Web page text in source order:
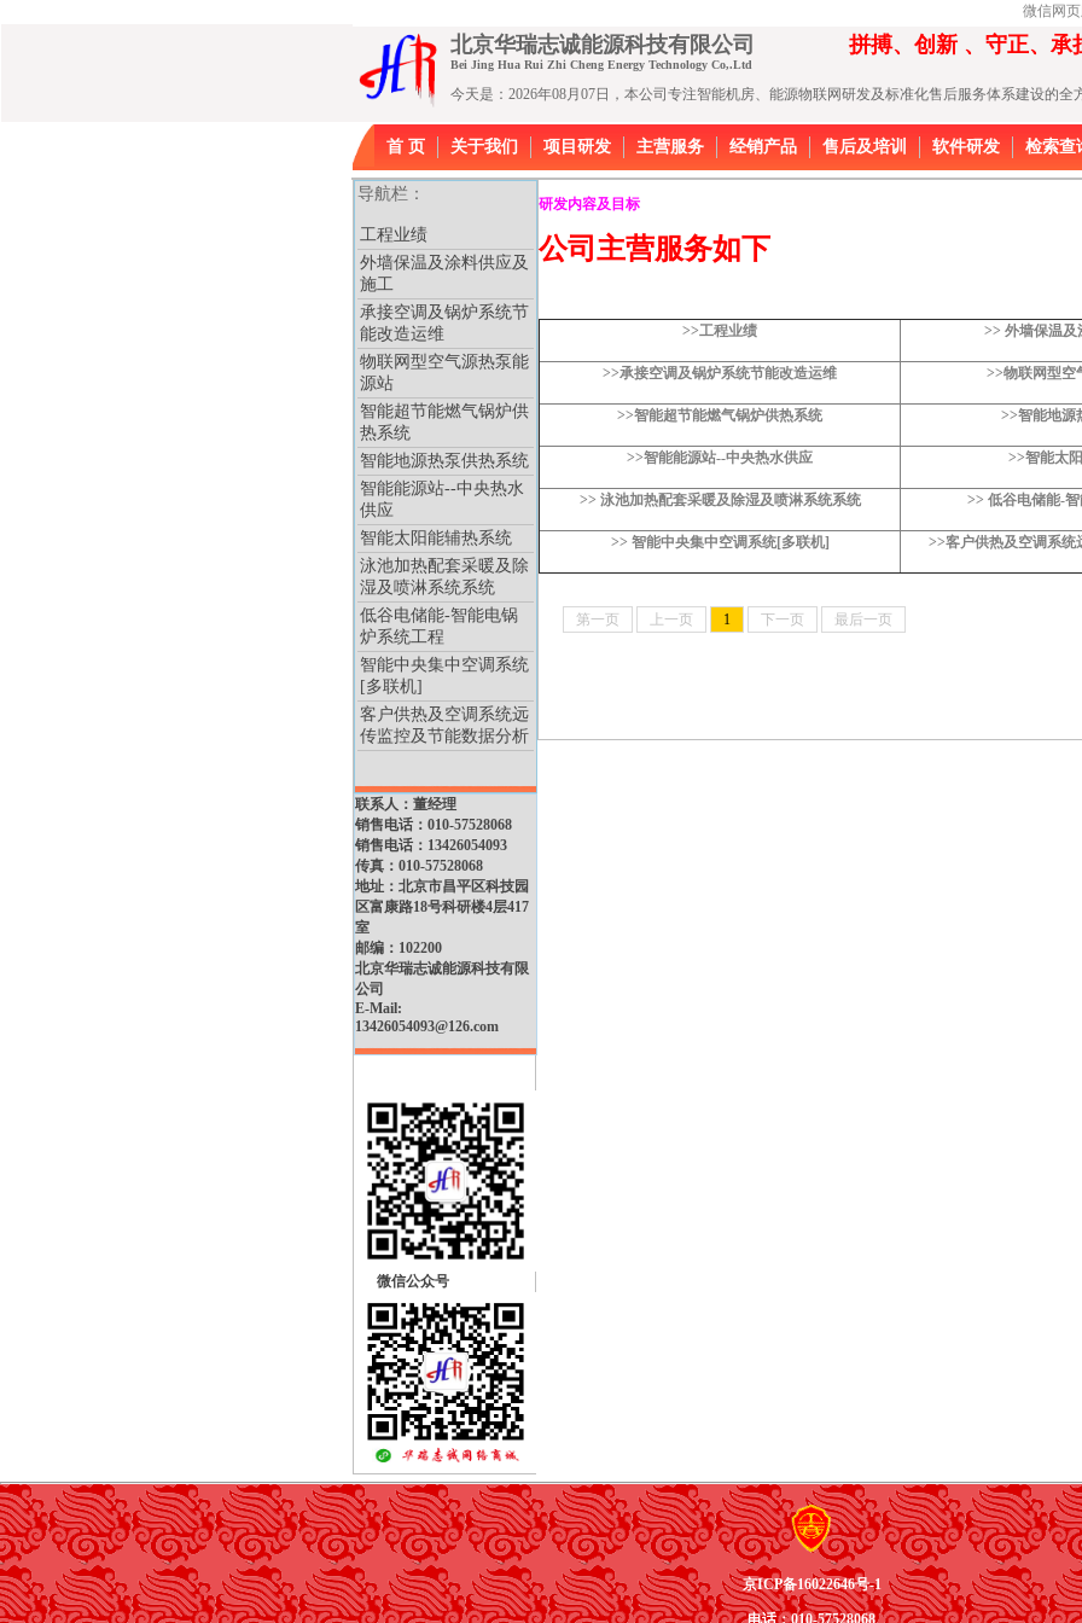
微信网
北京华瑞志诚能源科技有限公司
Bei Jing Hua Rui Zhi Cheng Energy Technology Co,.Ltd
拼搏、创新 、守正、承
今天是：2026年08月07日，本公司专注智能机房、能源物联网研发及标准化售后服务体系建设的全
首 页 关于我们 项目研发 主营服务 经销产品 售后及培训 软件研发 检索查
导航栏：
工程业绩
外墙保温及涂料供应及
施工
承接空调及锅炉系统节
能改造运维
物联网型空气源热泵能
源站
智能超节能燃气锅炉供
热系统
智能地源热泵供热系统
智能能源站--中央热水
供应
智能太阳能辅热系统
泳池加热配套采暖及除
湿及喷淋系统系统
低谷电储能-智能电锅
炉系统工程
智能中央集中空调系统
[多联机]
客户供热及空调系统远
传监控及节能数据分析
联系人：董经理
销售电话：010-57528068
销售电话：13426054093
传真：010-57528068
地址：北京市昌平区科技园
区富康路18号科研楼4层417
室
邮编：102200
北京华瑞志诚能源科技有限
公司
E-Mail:
13426054093@126.com
微信公众号
研发内容及目标
公司主营服务如下
>>工程业绩 >> 外墙保温及
>>承接空调及锅炉系统节能改造运维 >>物联网型空
>>智能超节能燃气锅炉供热系统 >>智能地源
>>智能能源站--中央热水供应 >>智能太
>> 泳池加热配套采暖及除湿及喷淋系统系统 >> 低谷电储能-
>> 智能中央集中空调系统[多联机] >>客户供热及空调系统
第一页 上一页 1 下一页 最后一页
京ICP备16022646号-1
电话：010-57528068